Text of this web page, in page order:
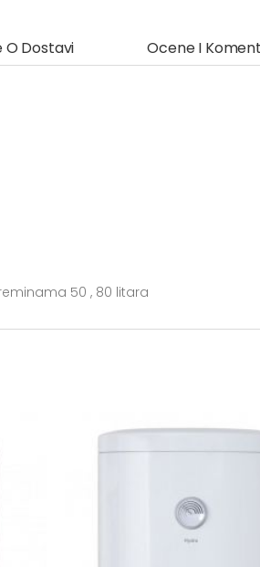
O Dostavi Ocene I
50 , 80 litara